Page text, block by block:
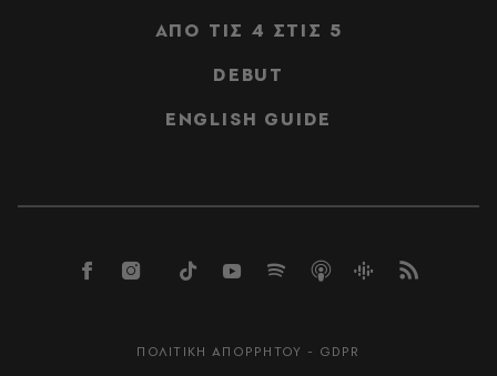
ΑΠΟ ΤΙΣ 4 ΣΤΙΣ 5
DEBUT
ENGLISH GUIDE
ΠΟΛΙΤΙΚΗ ΑΠΟΡΡΗΤΟΥ - GDPR